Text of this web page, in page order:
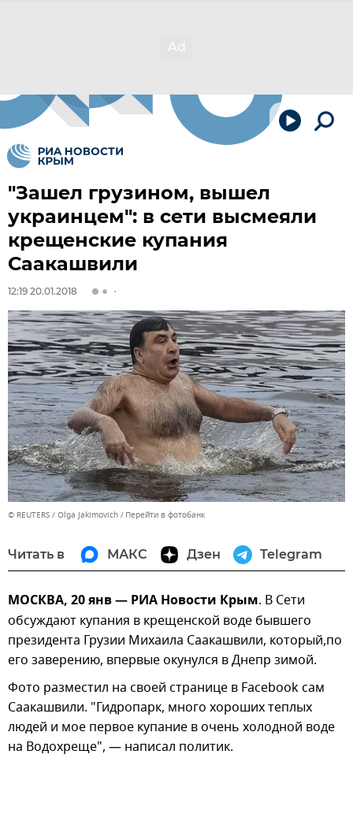
"Зашел грузином, вышел
украинцем": в сети высмеяли
крещенские купания
Саакашвили
12:19 20.01.2018
© REUTERS / Olga Jakimovich Перейти в фотобанк
Читать в МАКС Дзен Telegram
МОСКВА, 20 янв — РИА Новости Крым. В Сети
обсуждают купания в крещенской воде бывшего
президента Грузии Михаила Саакашвили, который,по
его заверению, впервые окунулся в Днепр зимой.
Фото разместил на своей странице в Facebook сам
Саакашвили. "Гидропарк, много хороших теплых
людей и мое первое купание в очень холодной воде
на Водохреще", — написал политик.